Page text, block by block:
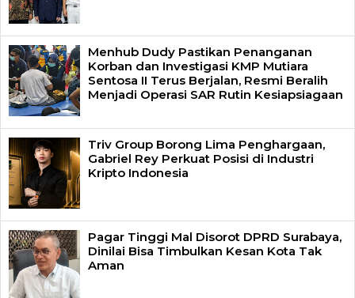
Menhub Dudy Pastikan Penanganan
Korban dan Investigasi KMP Mutiara
Sentosa II Terus Berjalan, Resmi Beralih
Menjadi Operasi SAR Rutin Kesiapsiagaan
Triv Group Borong Lima Penghargaan,
Gabriel Rey Perkuat Posisi di Industri
Kripto Indonesia
Pagar Tinggi Mal Disorot DPRD Surabaya,
Dinilai Bisa Timbulkan Kesan Kota Tak
Aman